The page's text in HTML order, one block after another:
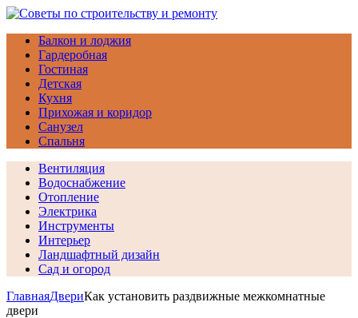
Балкон и лоджия
Гардеробная
Гостиная
Детская
Кухня
Прихожая и коридор
Санузел
Спальня
Вентиляция
Водоснабжение
Отопление
Электрика
Инструменты
Интерьер
Ландшафтный дизайн
Сад и огород
ГлавнаяДвериКак установить раздвижные межкомнатные
двери